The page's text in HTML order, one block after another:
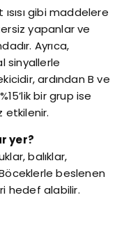
gibi maddelere
yapanlar ve
Ayrıca,
sinyallerle
ardından B ve
bir grup ise
etkilenir.
yer?
balıklar,
beslenen
hedef alabilir.